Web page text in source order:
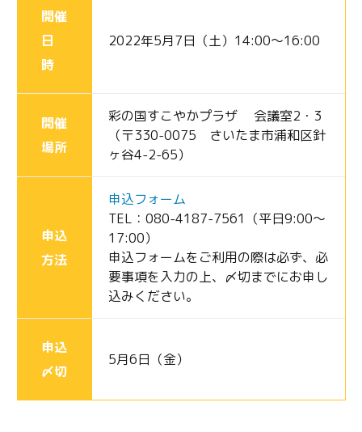
開催
日
時
2022年5月7日（土）14:00～16:00
開催
場所
彩の国すこやかプラザ 会議室2・3
（〒330-0075 さいたま市浦和区針
ヶ谷4-2-65）
申込
方法
申込フォーム
TEL：080-4187-7561（平日9:00～
17:00）
申込フォームをご利用の際は必ず、必
要事項を入力の上、〆切までにお申し
込みください。
申込
〆切
5月6日（金）